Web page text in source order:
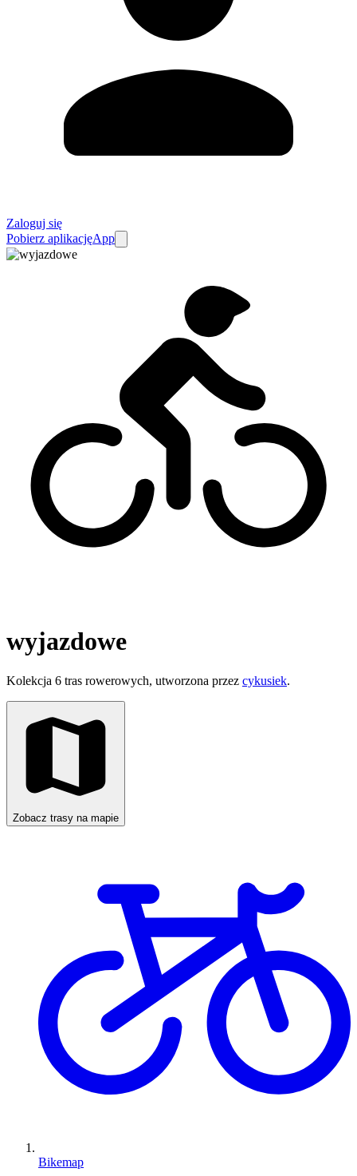
Zaloguj się
Pobierz aplikacjęApp
wyjazdowe
Kolekcja 6 tras rowerowych, utworzona przez cykusiek.
Zobacz trasy na mapie
Bikemap